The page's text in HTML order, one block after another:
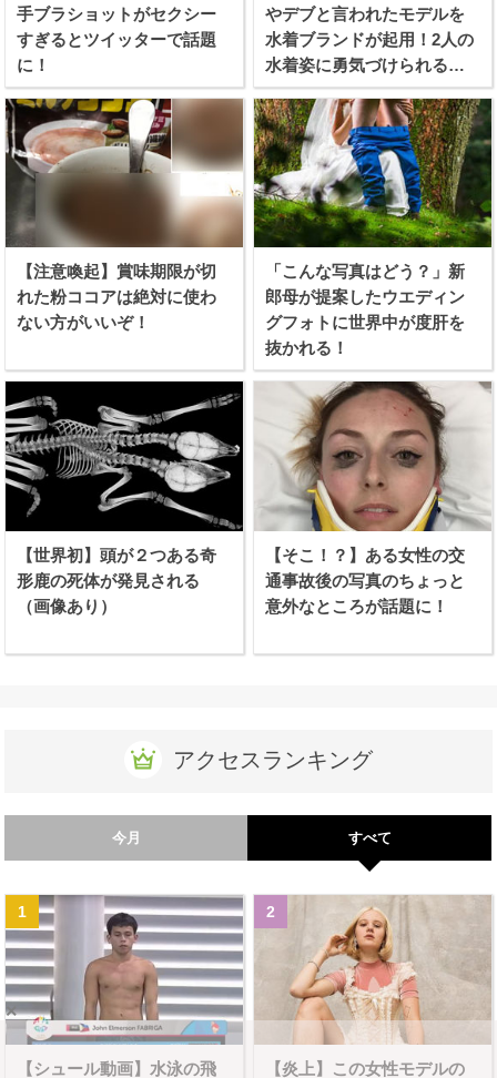
手ブラショットがセクシー
すぎるとツイッターで話題
に！
やデブと言われたモデルを
水着ブランドが起用！2人の
水着姿に勇気づけられる女
性続出！
【注意喚起】賞味期限が切
れた粉ココアは絶対に使わ
ない方がいいぞ！
「こんな写真はどう？」新
郎母が提案したウエディン
グフォトに世界中が度肝を
抜かれる！
【世界初】頭が２つある奇
形鹿の死体が発見される
（画像あり）
【そこ！？】ある女性の交
通事故後の写真のちょっと
意外なところが話題に！
アクセスランキング
今月 すべて
【シュール動画】水泳の飛 【炎上】この女性モデルの
×